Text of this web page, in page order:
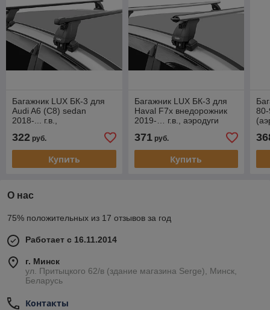
Багажник LUX БК-3 для
Audi A6 (С8) sedan
2018-... г.в.,
322 руб.
Купить
Багажник LUX БК-3 для
Haval F7x внедорожник
2019-… г.в., аэродуги
371руб.
Купить
О нас
75% положительных из 17 отзывов за год
Работает с 16.11.2014
г. Минск
ул. Притыцкого 62/в (здание магазина Serge), Минск,
Беларусь
Контакты